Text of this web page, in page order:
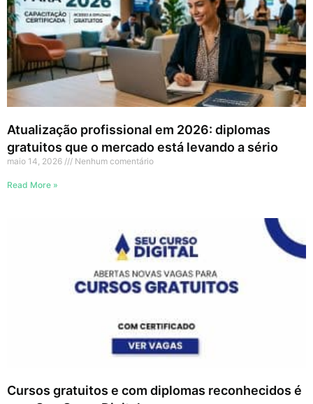
Atualização profissional em 2026: diplomas
gratuitos que o mercado está levando a sério
maio 14, 2026 Nenhum comentário
Read More »
Cursos gratuitos e com diplomas reconhecidos é